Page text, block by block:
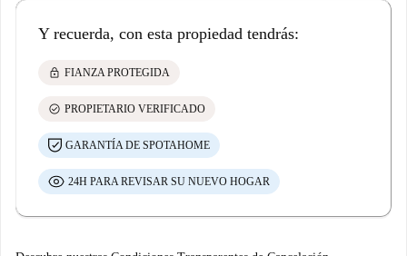
Y recuerda, con esta propiedad tendrás:
lock FIANZA PROTEGIDA
check_circle PROPIETARIO VERIFICADO
GARANTÍA DE SPOTAHOME
24H PARA REVISAR SU NUEVO HOGAR